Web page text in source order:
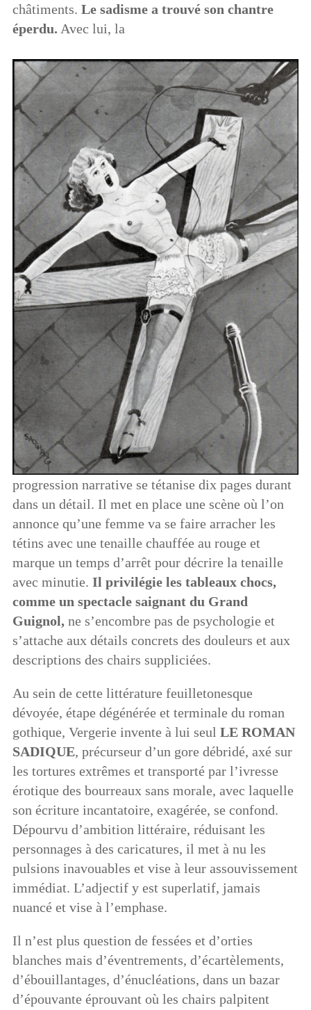
châtiments. Le sadisme a trouvé son chantre
éperdu. Avec lui, la
progression narrative se tétanise dix pages durant
dans un détail. Il met en place une scène où l’on
annonce qu’une femme va se faire arracher les
tétins avec une tenaille chauffée au rouge et
marque un temps d’arrêt pour décrire la tenaille
avec minutie. Il privilégie les tableaux chocs,
comme un spectacle saignant du Grand
Guignol,ne s’encombre pas de psychologie et
s’attache aux détails concrets des douleurs et aux
descriptions des chairs suppliciées.
Au sein de cette littérature feuilletonesque
dévoyée, étape dégénérée et terminale du roman
gothique, Vergerie invente à lui seul LE ROMAN
SADIQUE, précurseur d’un gore débridé, axé sur
les tortures extrêmes et transporté par l’ivresse
érotique des bourreaux sans morale, avec laquelle
son écriture incantatoire, exagérée, se confond.
Dépourvu d’ambition littéraire, réduisant les
personnages à des caricatures, il met à nu les
pulsions inavouables et vise à leur assouvissement
immédiat. L’adjectif y est superlatif, jamais
nuancé et vise à l’emphase.
Il n’est plus question de fessées et d’orties
blanches mais d’éventrements, d’écartèlements,
d’ébouillantages, d’énucléations, dans un bazar
d’épouvante éprouvant où les chairs palpitent